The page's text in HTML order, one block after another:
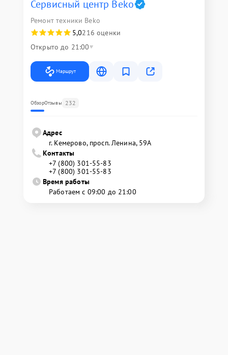
Сервисный центр Beko
Ремонт техники Beko
5,0216 оценки
Открыто до 21:00
Маршрут
ОбзорОтзывы 232
Адрес
г. Кемерово, просп. Ленина, 59А
Контакты
+7 (800) 301-55-83
+7 (800) 301-55-83
Время работы
Работаем с 09:00 до 21:00